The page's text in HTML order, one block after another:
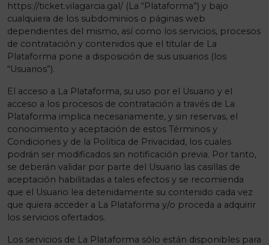
https://ticket.vilagarcia.gal/ (La “Plataforma”) y bajo
cualquiera de los subdominios o páginas web
dependientes del mismo, así como los servicios, procesos
de contratación y contenidos que el titular de La
Plataforma pone a disposición de sus usuarios (los
“Usuarios”).
El acceso a La Plataforma, su uso por el Usuario y el
acceso a los procesos de contratación a través de La
Plataforma implica necesariamente, y sin reservas, el
conocimiento y aceptación de estos Términos y
Condiciones y de la Política de Privacidad, los cuales
podrán ser modificados sin notificación previa. Por tanto,
se deberán validar por parte del Usuario las casillas de
aceptación habilitadas a tales efectos y se recomienda
que el Usuario lea detenidamente su contenido cada vez
que quiera acceder a La Plataforma y/o proceda a adquirir
los servicios ofertados.
Los servicios de La Plataforma sólo están disponibles para